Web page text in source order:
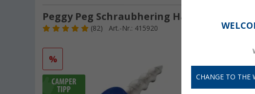
Peggy Peg Schraubhering Hardcore 4er Set
(82) Art.-Nr.: 415920
%
CHANGE TO THE